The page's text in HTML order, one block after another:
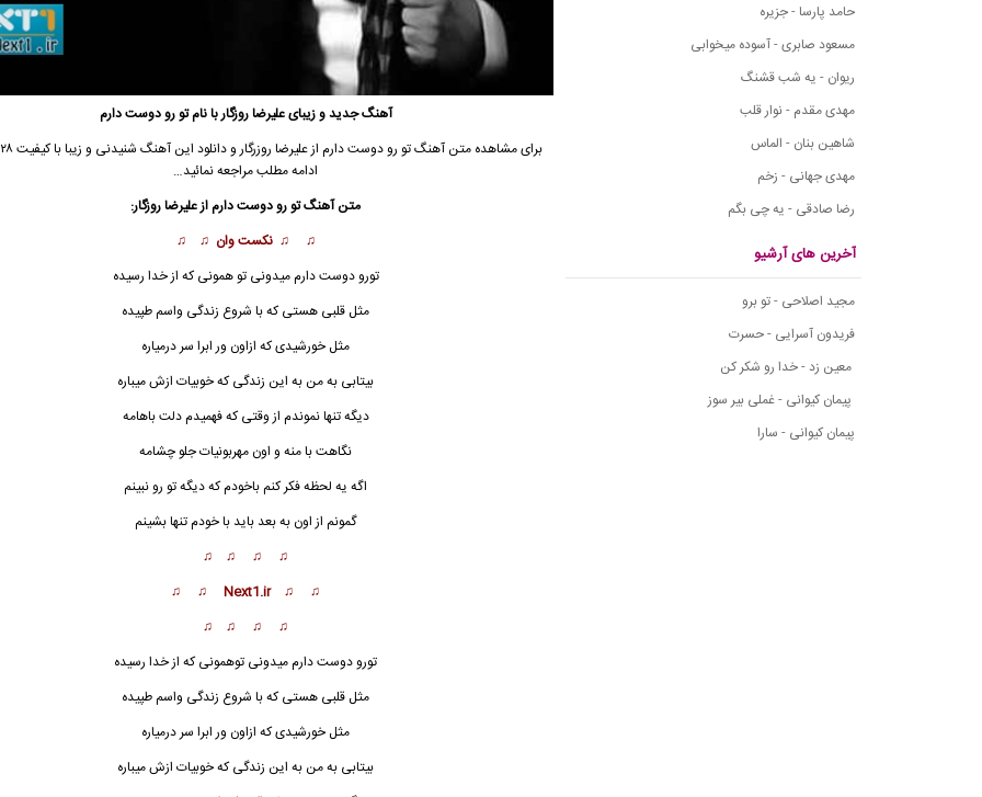
حامد پارسا - جزیره
مسعود صابری - آسوده میخوابی
ریوان - یه شب قشنگ
مهدی مقدم - نوار قلب
شاهین بنان - الماس
مهدی جهانی - زخم
رضا صادقی - یه چی بگم
آخرین های آرشیو
مجید اصلاحی - تو برو
فریدون آسرایی - حسرت
معین زد - خدا رو شکر کن
پیمان کیوانی - غملی بیر سوز
پیمان کیوانی - سارا
آهنگ جدید و زیبای علیرضا روزگار با نام تو رو دوست دارم
ادامه مطلب مراجعه نمائید…
متن آهنگ تو رو دوست دارم از علیرضا روزگار:
♫ ♫ نکست وان ♫ ♫
تورو دوست دارم میدونی تو همونی که از خدا رسیده
مثل قلبی هستی که با شروع زندگی واسم طپیده
مثل خورشیدی که ازاون ور ابرا سر درمیاره
بیتابی به من به این زندگی که خوبیات ازش میباره
دیگه تنها نموندم از وقتی که فهمیدم دلت باهامه
نگاهت با منه و اون مهربونیات جلو چشامه
اگه یه لحظه فکر کنم باخودم که دیگه تو رو نبینم
گمونم از اون به بعد باید با خودم تنها بشینم
♫ ♫ ♫ ♫
♫ ♫ Next1.ir ♫ ♫
♫ ♫ ♫ ♫
تورو دوست دارم میدونی توهمونی که از خدا رسیده
مثل قلبی هستی که با شروع زندگی واسم طپیده
مثل خورشیدی که ازاون ور ابرا سر درمیاره
بیتابی به من به این زندگی که خوبیات ازش میباره